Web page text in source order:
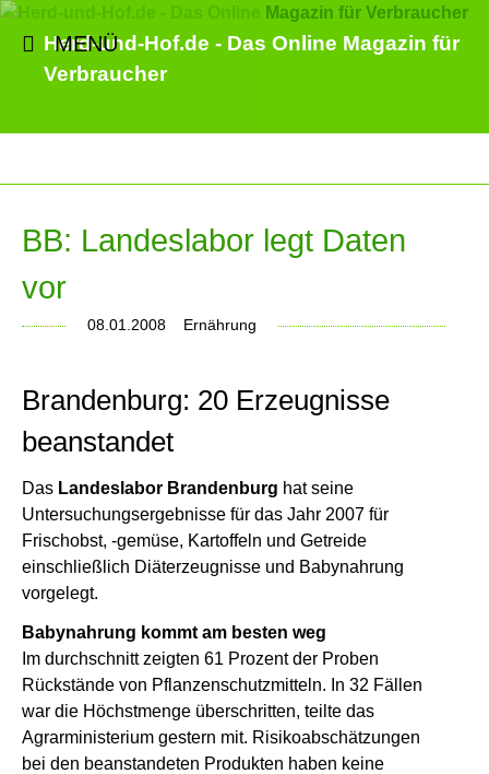
Herd-und-Hof.de - Das Online Magazin für
Verbraucher
MENÜ
BB: Landeslabor legt Daten
vor
08.01.2008 Ernährung
Brandenburg: 20 Erzeugnisse
beanstandet
Das Landeslabor Brandenburg hat seine
Untersuchungsergebnisse für das Jahr 2007 für
Frischobst, -gemüse, Kartoffeln und Getreide
einschließlich Diäterzeugnisse und Babynahrung
vorgelegt.
Babynahrung kommt am besten weg
Im durchschnitt zeigten 61 Prozent der Proben
Rückstände von Pflanzenschutzmitteln. In 32 Fällen
war die Höchstmenge überschritten, teilte das
Agrarministerium gestern mit. Risikoabschätzungen
bei den beanstandeten Produkten haben keine